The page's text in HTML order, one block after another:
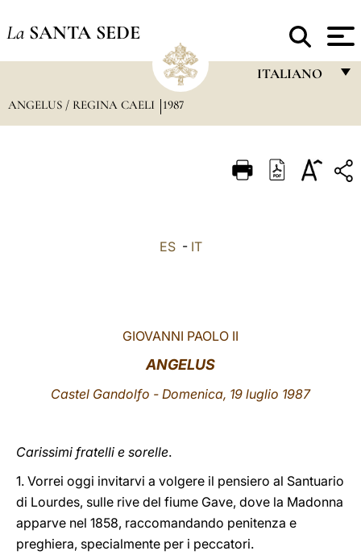
La SANTA SEDE
ITALIANO
ITALIANO
LATINE
ANGELUS / REGINA CAELI 1987
ES- IT
GIOVANNI PAOLO II
ANGELUS
Castel Gandolfo - Domenica, 19 luglio 1987
Carissimi fratelli e sorelle.
1. Vorrei oggi invitarvi a volgere il pensiero al Santuario
di Lourdes, sulle rive del fiume Gave, dove la Madonna
apparve nel 1858, raccomandando penitenza e
preghiera, specialmente per i peccatori.